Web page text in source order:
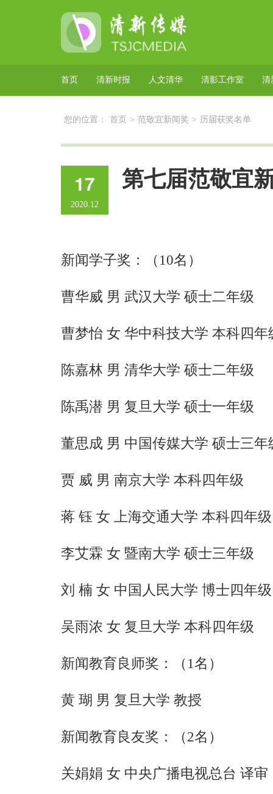
首页 清新时报 人文清华 清影工作室 清
您的位置： 首页 > 范敬宜新闻奖 > 历届获奖名单
17
2020.12
第七届范敬宜
新闻学子奖：（10名）
曹华威 男 武汉大学 硕士二年级
曹梦怡 女 华中科技大学 本科四年
陈嘉林 男 清华大学 硕士二年级
陈禹潜 男 复旦大学 硕士一年级
董思成 男 中国传媒大学 硕士三年
贾 威 男 南京大学 本科四年级
蒋 钰 女 上海交通大学 本科四年级
李艾霖 女 暨南大学 硕士三年级
刘 楠 女 中国人民大学 博士四年级
吴雨浓 女 复旦大学 本科四年级
新闻教育良师奖：（1名）
黄 瑚 男 复旦大学 教授
新闻教育良友奖：（2名）
关娟娟 女 中央广播电视总台 译审